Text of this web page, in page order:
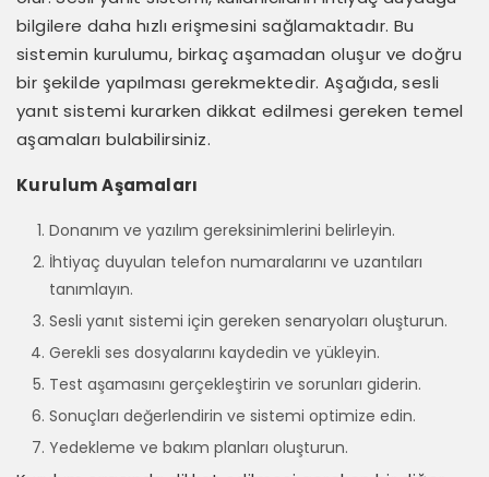
bilgilere daha hızlı erişmesini sağlamaktadır. Bu
sistemin kurulumu, birkaç aşamadan oluşur ve doğru
bir şekilde yapılması gerekmektedir. Aşağıda, sesli
yanıt sistemi kurarken dikkat edilmesi gereken temel
aşamaları bulabilirsiniz.
Kurulum Aşamaları
Donanım ve yazılım gereksinimlerini belirleyin.
İhtiyaç duyulan telefon numaralarını ve uzantıları
tanımlayın.
Sesli yanıt sistemi için gereken senaryoları oluşturun.
Gerekli ses dosyalarını kaydedin ve yükleyin.
Test aşamasını gerçekleştirin ve sorunları giderin.
Sonuçları değerlendirin ve sistemi optimize edin.
Yedekleme ve bakım planları oluşturun.